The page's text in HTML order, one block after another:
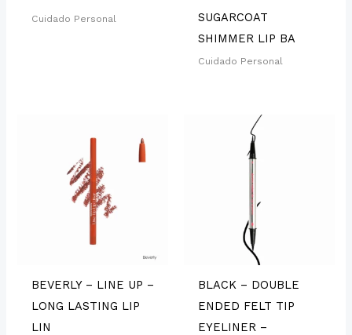
Cuidado Personal
SUGARCOAT
SHIMMER LIP BA
Cuidado Personal
BEVERLY – LINE UP –
LONG LASTING LIP
LIN
BLACK – DOUBLE
ENDED FELT TIP
EYELINER –